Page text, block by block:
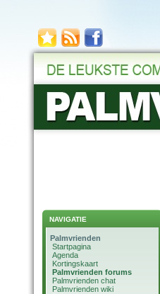
NAVIGATIE
Palmvrienden
Startpagina
Agenda
Kortingskaart
Palmvrienden forums
Palmvrienden chat
Palmvrienden wiki